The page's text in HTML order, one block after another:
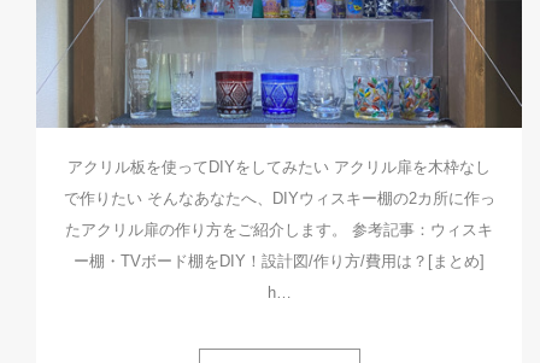
アクリル板を使ってDIYをしてみたい アクリル扉を木枠なし
で作りたい そんなあなたへ、DIYウィスキー棚の2カ所に作っ
たアクリル扉の作り方をご紹介します。 参考記事：ウィスキ
ー棚・TVボード棚をDIY！設計図/作り方/費用は？[まとめ]
h…